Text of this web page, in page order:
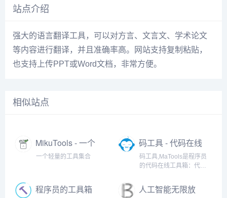
站点介绍
强大的语言翻译工具，可以对方言、文言文、学术论文
等内容进行翻译，并且准确率高。网站支持复制粘贴，
也支持上传PPT或Word文档，非常方便。
相似站点
MikuTools - 一个
轻量的工具集合
一个轻量的工具集合
码工具 - 代码在线
工具箱
码工具,MaTools是程序员
的代码在线工具箱：代码
密解密、时间戳、二维
码、在线API、Crontab、
程序员的工具箱
人工智能无限放